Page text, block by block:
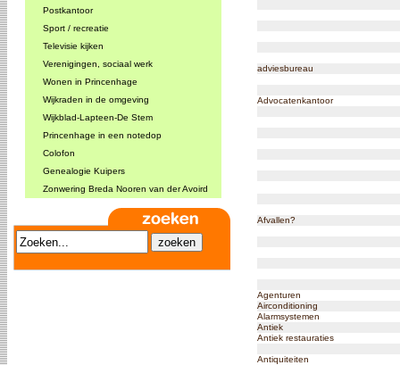
Postkantoor
Sport / recreatie
Televisie kijken
Verenigingen, sociaal werk
Wonen in Princenhage
Wijkraden in de omgeving
Wijkblad-Lapteen-De Stem
Princenhage in een notedop
Colofon
Genealogie Kuipers
Zonwering Breda Nooren van der Avoird
adviesbureau
Advocatenkantoor
Afvallen?
Agenturen
Airconditioning
Alarmsystemen
Antiek
Antiek restauraties
Antiquiteiten